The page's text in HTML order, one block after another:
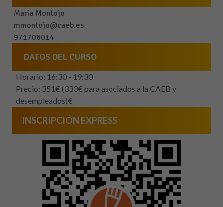
María Montojo
mmontojo@caeb.es
971706014
DATOS DEL CURSO
Horario: 16:30 - 19:30
Precio: 351€ (333€ para asociados a la CAEB y
desempleados)€
INSCRIPCIÓN EXPRESS